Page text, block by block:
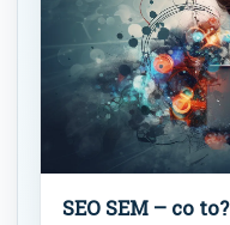
SEO SEM – co to?